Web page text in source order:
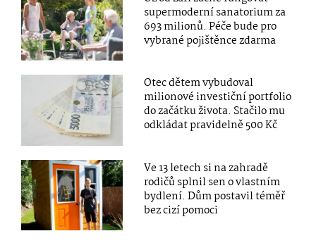
supermoderní sanatorium za
693 milionů. Péče bude pro
vybrané pojištěnce zdarma
Otec dětem vybudoval
milionové investiční portfolio
do začátku života. Stačilo mu
odkládat pravidelně 500 Kč
Ve 13 letech si na zahradě
rodičů splnil sen o vlastním
bydlení. Dům postavil téměř
bez cizí pomoci